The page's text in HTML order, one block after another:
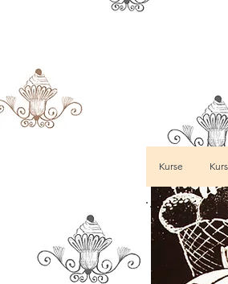
Kurse